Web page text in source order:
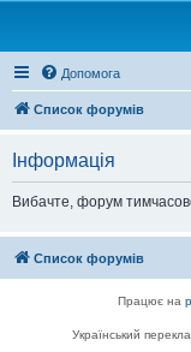
Допомога
Список форумів
Інформація
Вибачте, форум
Список форумів
Працює на
Український